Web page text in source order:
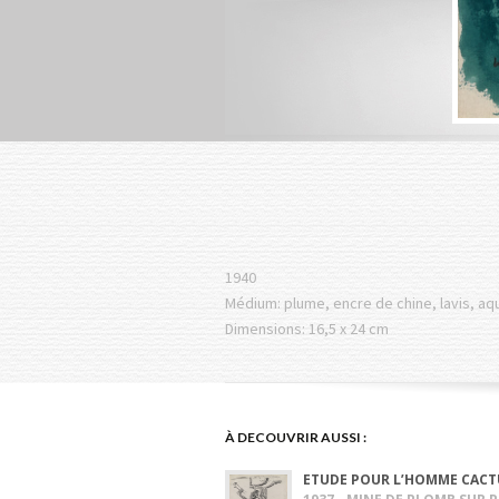
1940
Médium: plume, encre de chine, lavis,
Dimensions: 16,5 x 24 cm
À DECOUVRIR AUSSI :
ETUDE POUR L’HOMME